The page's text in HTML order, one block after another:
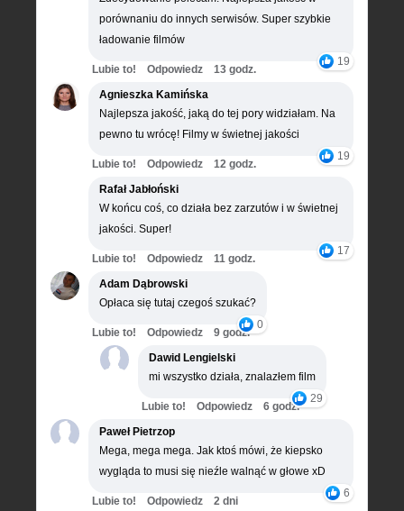
porównaniu do innych serwisów. Super szybkie
ładowanie filmów
19
Lubie to! Odpowiedz
13 godz.
Agnieszka Kamińska
Najlepsza jakość, jaką do tej pory widziałam. Na
pewno tu wrócę! Filmy w świetnej jakości
19
Lubie to! Odpowiedz
12 godz.
Rafał Jabłoński
W końcu coś, co działa bez zarzutów i w świetnej
jakości. Super!
17
Lubie to! Odpowiedz
11 godz.
Adam Dąbrowski
Opłaca się tutaj czegoś szukać?
0
Lubie to! Odpowiedz
9 godz.
Dawid Lengielski
mi wszystko działa, znalazłem film
29
Lubie to! Odpowiedz
6 godz.
Paweł Pietrzop
Mega, mega mega. Jak ktoś mówi, że kiepsko
wygląda to musi się nieźle walnąć w głowe xD
6
Lubie to! Odpowiedz
2 dni